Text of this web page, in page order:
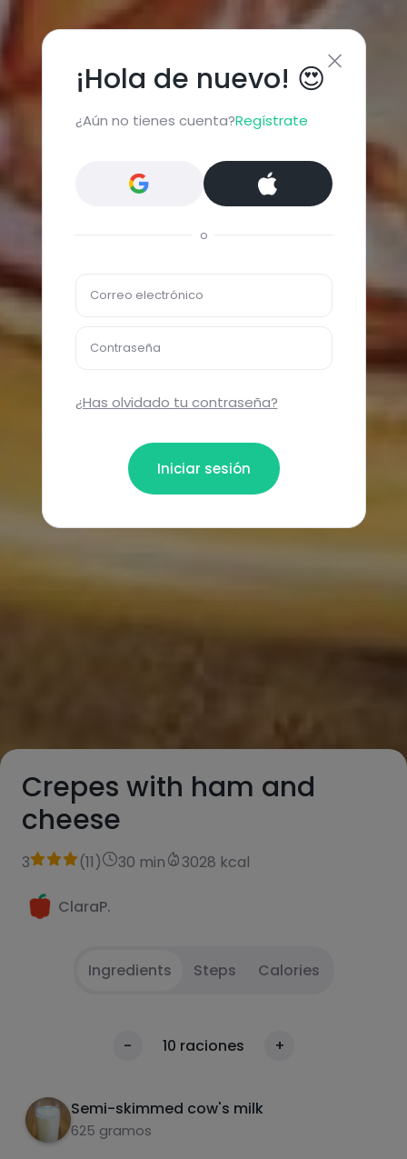
Crepes with ham and
cheese
3 (11) 30 min 3028 kcal
ClaraP.
Ingredients Steps Calories
- 10 raciones +
Semi-skimmed cow's milk
625 gramos
Add milk, eggs, flour, cornstarch and salt. Mix
45 seconds/speed 5
2 Make the pancakes in the pan
¡Hola de nuevo! 😍
¿Aún no tienes cuenta?Regístrate
o
Correo electrónico
Contraseña
¿Has olvidado tu contraseña?
Iniciar sesión